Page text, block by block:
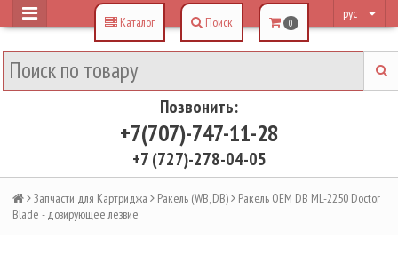
рус
Позвонить:
+7(707)-747-11-28
+7 (727)-278-04-05
Каталог Поиск 0
Запчасти для Картриджа Ракель (WB, DB)
Ракель OEM DB ML-2250 Doсtor
Blade - дозирующее лезвие